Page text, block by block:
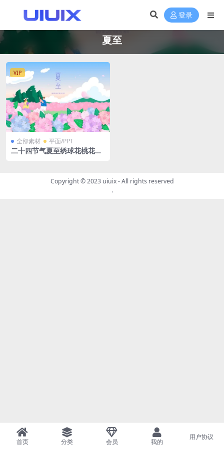
登录
夏至
VIP
全部素材 平面/PPT
二十四节气夏至绣球花桃花花
Copyright © 2023 uiuix- All rights reserved
.
首页 分类 会员 我的
用户协议